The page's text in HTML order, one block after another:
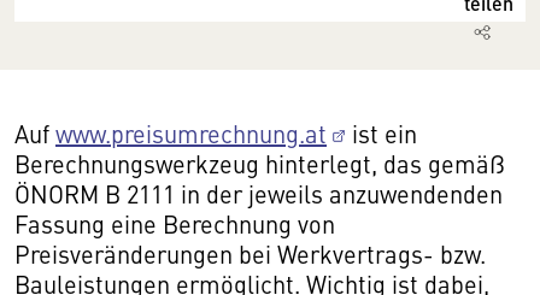
Aufwww.preisumrechnung.at
ist ein
Berechnungswerkzeug hinterlegt, das gemäß
ÖNORM B 2111 in der jeweils anzuwendenden
Fassung eine Berechnung von
Preisveränderungen bei Werkvertrags- bzw.
Bauleistungen ermöglicht. Wichtig ist dabei,